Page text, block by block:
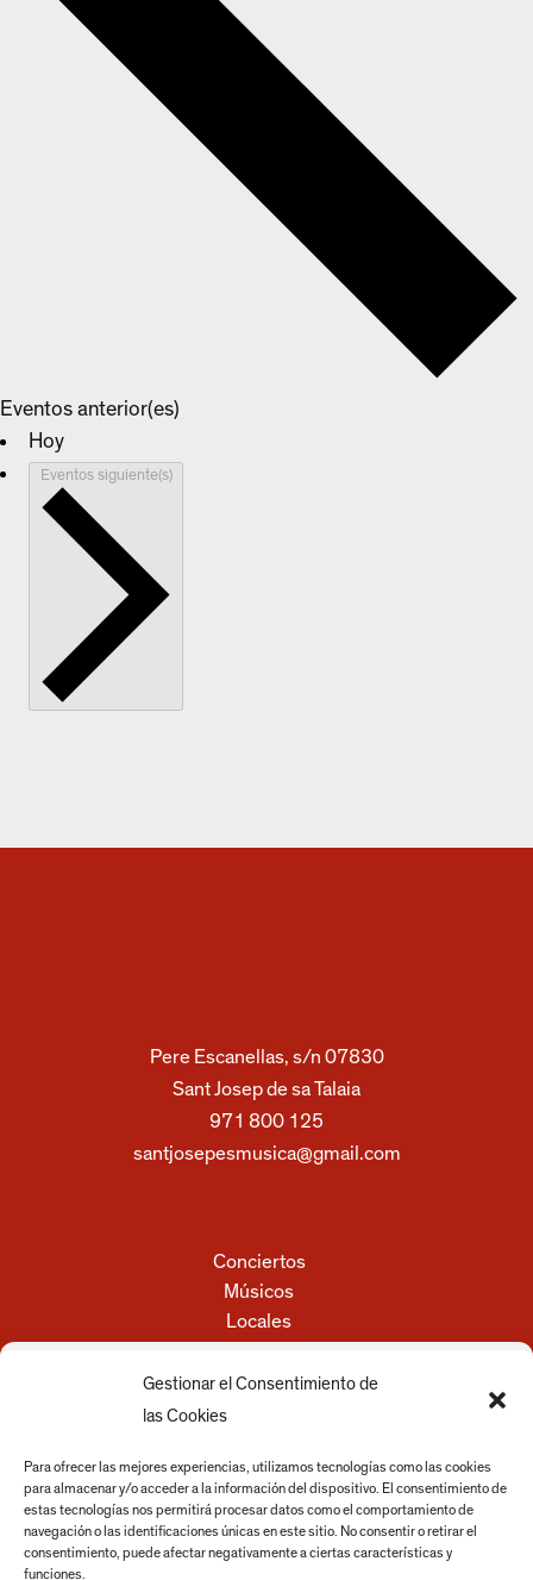
Gestionar el Consentimiento de
las Cookies
Para ofrecer las mejores experiencias, utilizamos tecnologías como las cookies
para almacenar y/o acceder a la información del dispositivo. El consentimiento de
estas tecnologías nos permitirá procesar datos como el comportamiento de
navegación o las identificaciones únicas en este sitio. No consentir o retirar el
consentimiento, puede afectar negativamente a ciertas características y
funciones.
Eventos anterior(es)
Hoy
Eventossiguiente(s)
Pere Escanellas, s/n 07830
Sant Josep de sa Talaia
971 800 125
santjosepesmusica@gmail.com
Conciertos
Músicos
Locales
Festivales
Empresas y servicios
Actualidad
Ayuntamiento
Aviso legal